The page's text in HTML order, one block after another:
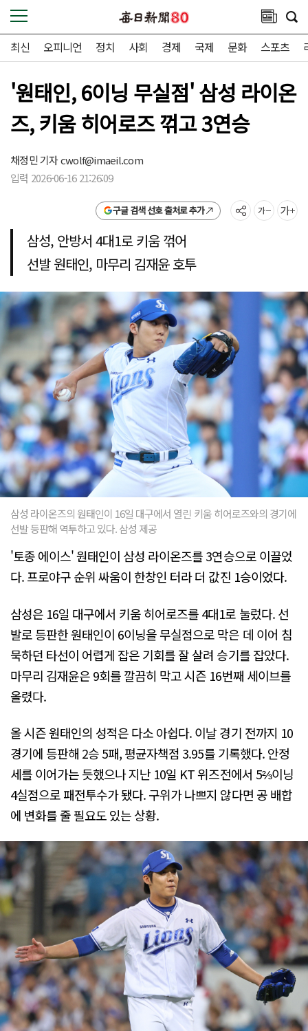
최신 오피니언 정치 사회 경제 국제 문화 스포츠
'원태인, 6이닝 무실점' 삼성 라이온
즈, 키움 히어로즈 꺾고 3연승
채정민 기자cwolf@imaeil.com
입력 2026-06-16 21:26:09
구글 검색 선호 출처로 추가
삼성, 안방서 4대1로 키움 꺾어
선발 원태인, 마무리 김재윤 호투
삼성 라이온즈의 원태인이 16일 대구에서 열린 키움 히어로즈와의 경기에
선발 등판해 역투하고 있다. 삼성 제공
'토종 에이스' 원태인이 삼성 라이온즈를 3연승으로 이끌었
다. 프로야구 순위 싸움이 한창인 터라 더 값진 1승이었다.
삼성은 16일 대구에서 키움 히어로즈를 4대1로 눌렀다. 선
발로 등판한 원태인이 6이닝을 무실점으로 막은 데 이어 침
묵하던 타선이 어렵게 잡은 기회를 잘 살려 승기를 잡았다.
마무리 김재윤은 9회를 깔끔히 막고 시즌 16번째 세이브를
올렸다.
올 시즌 원태인의 성적은 다소 아쉽다. 이날 경기 전까지 10
경기에 등판해 2승 5패, 평균자책점 3.95를 기록했다. 안정
세를 이어가는 듯했으나 지난 10일 KT 위즈전에서 5⅔이닝
4실점으로 패전투수가 됐다. 구위가 나쁘지 않다면 공 배합
에 변화를 줄 필요도 있는 상황.